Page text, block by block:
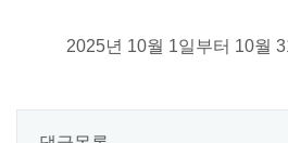
2025년 10월 1일부터 10월